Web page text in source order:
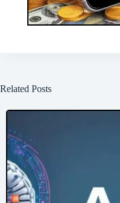
Related Posts